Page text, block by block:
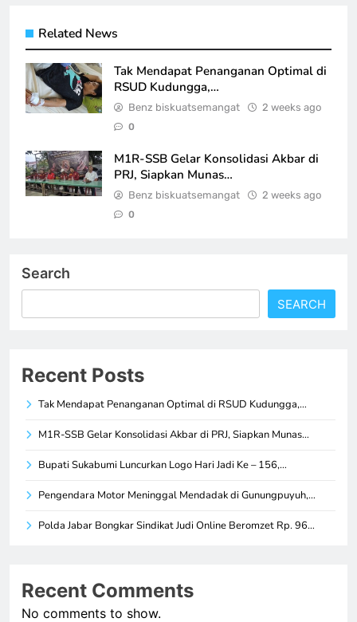
Related News
Tak Mendapat Penanganan Optimal di
RSUD Kudungga,…
Benz biskuatsemangat 2 weeks ago
0
M1R-SSB Gelar Konsolidasi Akbar di
PRJ, Siapkan Munas…
Benz biskuatsemangat 2 weeks ago
0
Search
SEARCH
Recent Posts
Tak Mendapat Penanganan Optimal di RSUD Kudungga,…
M1R-SSB Gelar Konsolidasi Akbar di PRJ, Siapkan Munas…
Bupati Sukabumi Luncurkan Logo Hari Jadi Ke – 156,…
Pengendara Motor Meninggal Mendadak di Gunungpuyuh,…
Polda Jabar Bongkar Sindikat Judi Online Beromzet Rp. 96…
Recent Comments
No comments to show.